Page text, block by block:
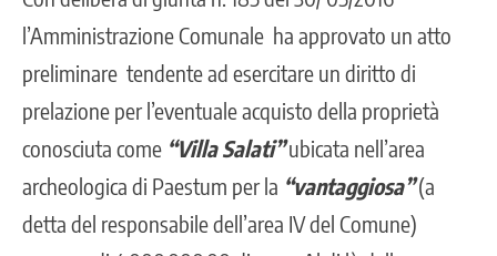
l’Amministrazione Comunale ha approvato un atto
preliminare tendente ad esercitare un diritto di
prelazione per l’eventuale acquisto della proprietà
conosciuta come “Villa Salati”ubicata nell’area
archeologica di Paestum per la “vantaggiosa”(a
detta del responsabile dell’area IV del Comune)